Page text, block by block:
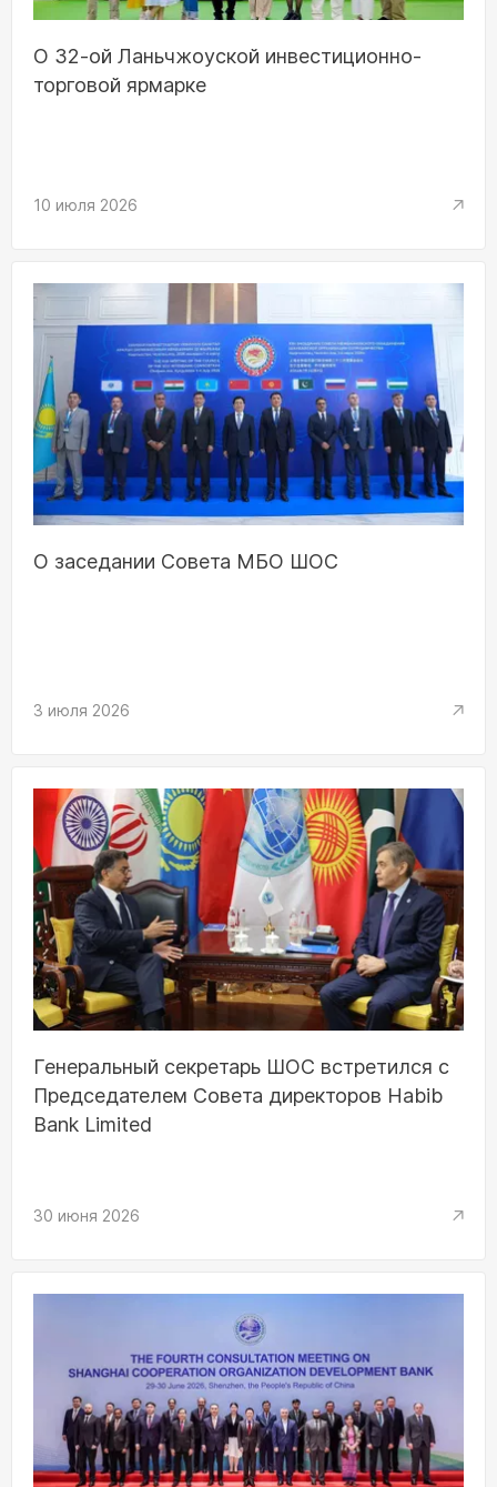
О 32-ой Ланьчжоуской инвестиционно-
торговой ярмарке
10 июля 2026
О заседании Совета МБО ШОС
3 июля 2026
Генеральный секретарь ШОС встретился с
Председателем Совета директоров Habib
Bank Limited
30 июня 2026